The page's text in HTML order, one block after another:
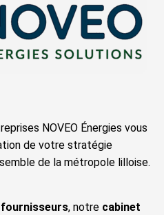
NOVEO Énergies vous
de votre stratégie
de la métropole lilloise.
fournisseurs, notre cabinet